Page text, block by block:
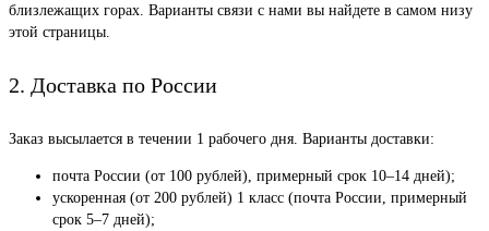
близлежащих горах. Варианты связи с нами вы найдете в самом низу
этой страницы.
2. Доставка по России
Заказ высылается в течении 1 рабочего дня. Варианты доставки:
почта России (от 100 рублей), примерный срок 10–14 дней);
ускоренная (от 200 рублей) 1 класс (почта России, примерный
срок 5–7 дней);